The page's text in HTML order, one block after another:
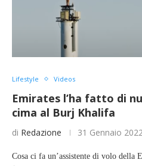
Lifestyle Videos
Emirates l’ha fatto di
cima al Burj Khalifa
di Redazione 31 Gennaio
Cosa ci fa un’assistente di volo